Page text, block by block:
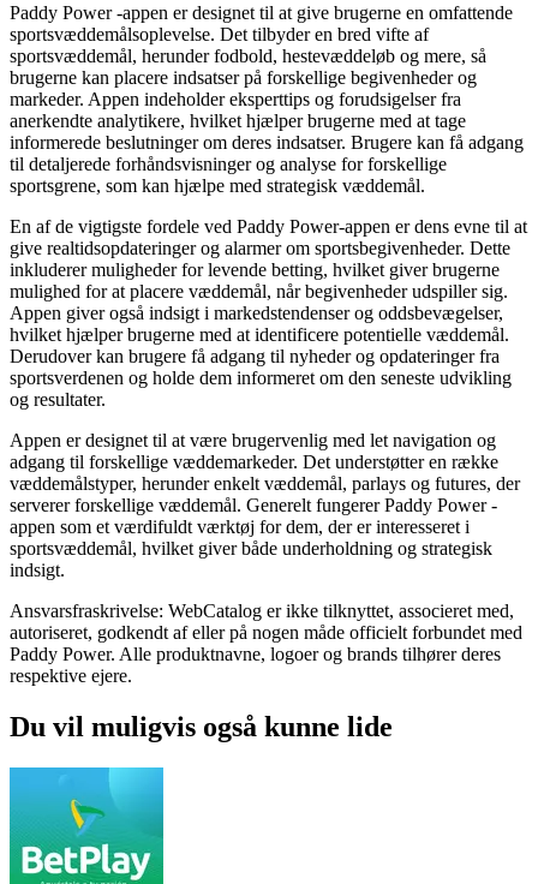
Paddy Power -appen er designet til at give brugerne en omfattende
sportsvæddemålsoplevelse. Det tilbyder en bred vifte af
sportsvæddemål, herunder fodbold, hestevæddeløb og mere, så
brugerne kan placere indsatser på forskellige begivenheder og
markeder. Appen indeholder eksperttips og forudsigelser fra
anerkendte analytikere, hvilket hjælper brugerne med at tage
informerede beslutninger om deres indsatser. Brugere kan få adgang
til detaljerede forhåndsvisninger og analyse for forskellige
sportsgrene, som kan hjælpe med strategisk væddemål.
En af de vigtigste fordele ved Paddy Power-appen er dens evne til at
give realtidsopdateringer og alarmer om sportsbegivenheder. Dette
inkluderer muligheder for levende betting, hvilket giver brugerne
mulighed for at placere væddemål, når begivenheder udspiller sig.
Appen giver også indsigt i markedstendenser og oddsbevægelser,
hvilket hjælper brugerne med at identificere potentielle væddemål.
Derudover kan brugere få adgang til nyheder og opdateringer fra
sportsverdenen og holde dem informeret om den seneste udvikling
og resultater.
Appen er designet til at være brugervenlig med let navigation og
adgang til forskellige væddemarkeder. Det understøtter en række
væddemålstyper, herunder enkelt væddemål, parlays og futures, der
serverer forskellige væddemål. Generelt fungerer Paddy Power -
appen som et værdifuldt værktøj for dem, der er interesseret i
sportsvæddemål, hvilket giver både underholdning og strategisk
indsigt.
Ansvarsfraskrivelse: WebCatalog er ikke tilknyttet, associeret med,
autoriseret, godkendt af eller på nogen måde officielt forbundet med
Paddy Power. Alle produktnavne, logoer og brands tilhører deres
respektive ejere.
Du vil muligvis også kunne lide